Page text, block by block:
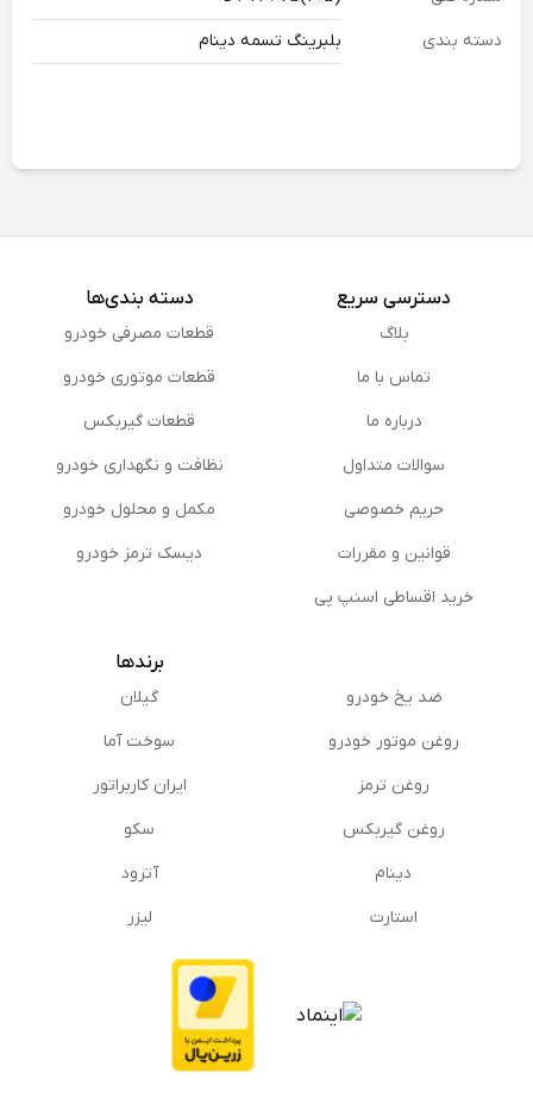
دسته بندی
بلبرینگ تسمه دینام
دسترسی سریع
بلاگ
تماس با ما
درباره ما
سوالات متداول
حریم خصوصی
قوانین و مقررات
خرید اقساطی اسنپ پی
دسته بندی‌ها
قطعات مصرفی خودرو
قطعات موتوری خودرو
قطعات گیربکس
نظافت و نگهداری خودرو
مكمل و محلول خودرو
دیسک ترمز خودرو
ضد یخ خودرو
روغن موتور خودرو
روغن ترمز
روغن گیربكس
دینام
استارت
برندها
گیلان
سوخت آما
ایران کاربراتور
سکو
آترود
لیزر